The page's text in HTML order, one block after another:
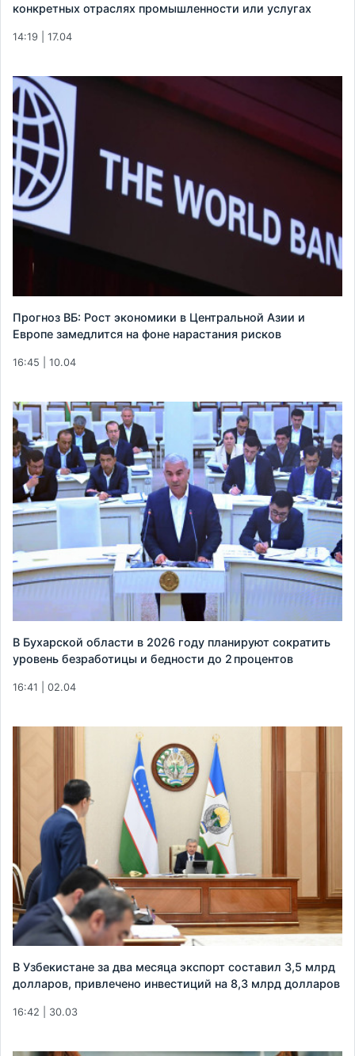
конкретных отраслях промышленности или услугах
14:19 | 17.04
Прогноз ВБ: Рост экономики в Центральной Азии и
Европе замедлится на фоне нарастания рисков
16:45 | 10.04
В Бухарской области в 2026 году планируют сократить
уровень безработицы и бедности до 2 процентов
16:41 | 02.04
В Узбекистане за два месяца экспорт составил 3,5 млрд
долларов, привлечено инвестиций на 8,3 млрд долларов
16:42 | 30.03